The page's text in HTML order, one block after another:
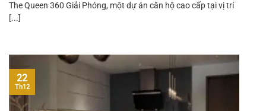
The Queen 360 Giải Phóng, một dự án căn hộ cao cấp tại vị trí
[...]
22
Th12